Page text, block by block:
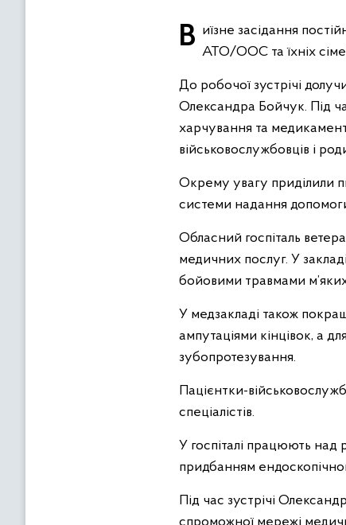
Виїзне засідання постійної комісії Івано-Франківської обласної ради з питань захисту прав учасників і ветеранів АТО/ООС та їхніх сімей
До робочої зустрічі
Олександра Бойчук. Під
харчування та
військовослужбовців і
Окрему увагу приділили
системи надання
Обласний госпіталь
медичних послуг. У
бойовими травмами м’яких
У медзакладі також
ампутаціями кінцівок, а
зубопротезування.
Пацієнтки-
спеціалістів.
У госпіталі працюють над
придбанням
Під час зустрічі